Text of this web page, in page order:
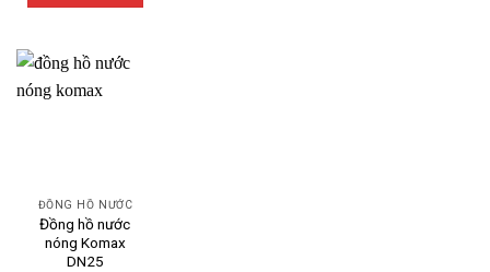
ĐỒNG HỒ NƯỚC
Đồng hồ nước
nóng Komax
DN25